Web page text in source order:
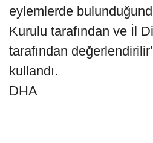
eylemlerde
Kurulu tarafından ve İl
tarafından
kullandı.
DHA